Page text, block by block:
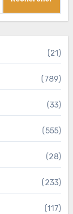
(21)
(789)
(33)
(555)
(28)
(233)
(117)